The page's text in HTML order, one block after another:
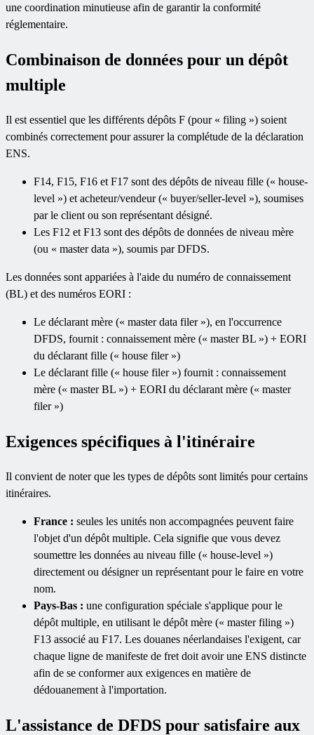
une coordination minutieuse afin de garantir la conformité
réglementaire.
Combinaison de données pour un dépôt
multiple
Il est essentiel que les différents dépôts F (pour « filing ») soient
combinés correctement pour assurer la complétude de la déclaration
ENS.
F14, F15, F16 et F17 sont des dépôts de niveau fille (« house-
level ») et acheteur/vendeur (« buyer/seller-level »), soumises
par le client ou son représentant désigné.
Les F12 et F13 sont des dépôts de données de niveau mère
(ou « master data »), soumis par DFDS.
Les données sont appariées à l'aide du numéro de connaissement
(BL) et des numéros EORI :
Le déclarant mère (« master data filer »), en l'occurrence
DFDS, fournit : connaissement mère (« master BL ») + EORI
du déclarant fille (« house filer »)
Le déclarant fille (« house filer ») fournit : connaissement
mère (« master BL ») + EORI du déclarant mère (« master
filer »)
Exigences spécifiques à l'itinéraire
Il convient de noter que les types de dépôts sont limités pour certains
itinéraires.
France : seules les unités non accompagnées peuvent faire
l'objet d'un dépôt multiple. Cela signifie que vous devez
soumettre les données au niveau fille (« house-level »)
directement ou désigner un représentant pour le faire en votre
nom.
Pays-Bas : une configuration spéciale s'applique pour le
dépôt multiple, en utilisant le dépôt mère (« master filing »)
F13 associé au F17. Les douanes néerlandaises l'exigent, car
chaque ligne de manifeste de fret doit avoir une ENS distincte
afin de se conformer aux exigences en matière de
dédouanement à l'importation.
L'assistance de DFDS pour satisfaire aux